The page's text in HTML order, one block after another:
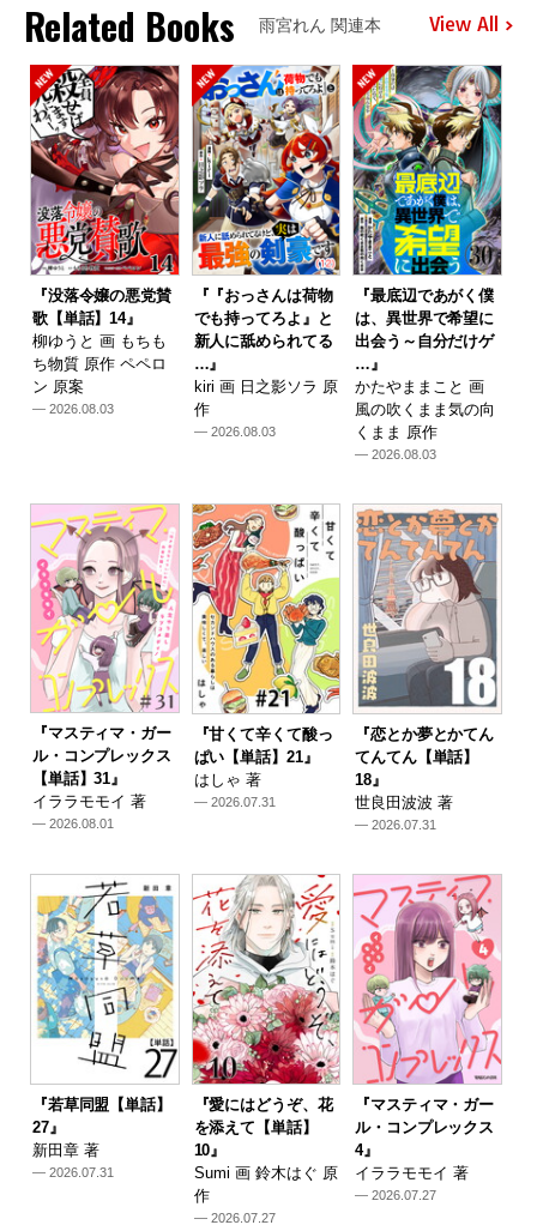
Related Books 雨宮れん 関連本 View All
『没落令嬢の悪党賛
歌【単話】14』
柳ゆうと 画 もちも
ち物質 原作 ペペロ
ン 原案
— 2026.08.03
『『おっさんは荷物
でも持ってろよ』と
新人に舐められてる
…』
kiri 画 日之影ソラ 原
作
— 2026.08.03
『最底辺であがく僕
は、異世界で希望に
出会う～自分だけゲ
…』
かたやままこと 画
風の吹くまま気の向
くまま 原作
— 2026.08.03
『マスティマ・ガー
ル・コンプレックス
【単話】31』
イララモモイ 著
— 2026.08.01
『甘くて辛くて酸っ
ぱい【単話】21』
はしゃ 著
— 2026.07.31
『恋とか夢とかてん
てんてん【単話】
18』
世良田波波 著
— 2026.07.31
『若草同盟【単話】
27』
新田章 著
— 2026.07.31
『愛にはどうぞ、花
を添えて【単話】
10』
Sumi 画 鈴木はぐ 原
作
— 2026.07.27
『マスティマ・ガー
ル・コンプレックス
4』
イララモモイ 著
— 2026.07.27